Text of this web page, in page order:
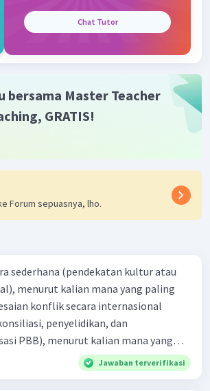
Chat Tutor
bersama Master Teacher
GRATIS!
Forum sepuasnya, lho.
sederhana (pendekatan kultur atau
menurut kalian mana yang paling
penyelidikan, dan
PBB), menurut kalian mana yang
Jawaban terverifikasi